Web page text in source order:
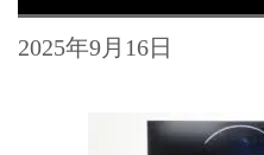
2025年9月16日